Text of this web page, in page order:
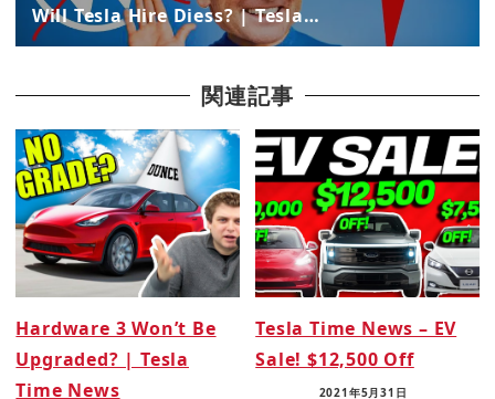
Will Tesla Hire Diess? | Tesla…
関連記事
Hardware 3 Won’t Be
Upgraded? | Tesla
Time News
Tesla Time News – EV
Sale! $12,500 Off
2021年5月31日